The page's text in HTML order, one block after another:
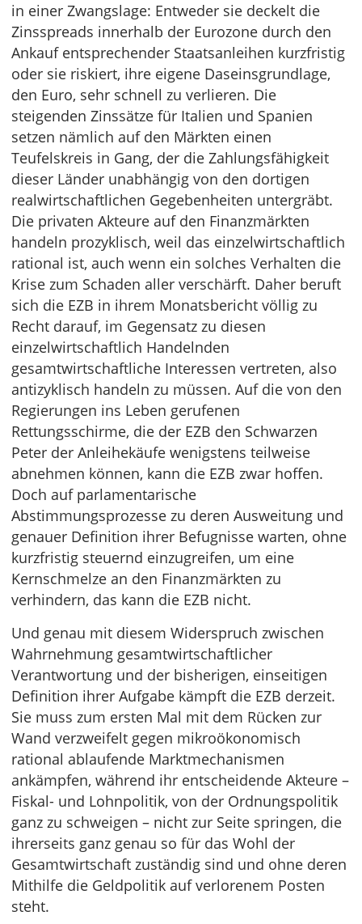
in einer Zwangslage: Entweder sie deckelt die
Zinsspreads innerhalb der Eurozone durch den
Ankauf entsprechender Staatsanleihen kurzfristig
oder sie riskiert, ihre eigene Daseinsgrundlage,
den Euro, sehr schnell zu verlieren. Die
steigenden Zinssätze für Italien und Spanien
setzen nämlich auf den Märkten einen
Teufelskreis in Gang, der die Zahlungsfähigkeit
dieser Länder unabhängig von den dortigen
realwirtschaftlichen Gegebenheiten untergräbt.
Die privaten Akteure auf den Finanzmärkten
handeln prozyklisch, weil das einzelwirtschaftlich
rational ist, auch wenn ein solches Verhalten die
Krise zum Schaden aller verschärft. Daher beruft
sich die EZB in ihrem Monatsbericht völlig zu
Recht darauf, im Gegensatz zu diesen
einzelwirtschaftlich Handelnden
gesamtwirtschaftliche Interessen vertreten, also
antizyklisch handeln zu müssen. Auf die von den
Regierungen ins Leben gerufenen
Rettungsschirme, die der EZB den Schwarzen
Peter der Anleihekäufe wenigstens teilweise
abnehmen können, kann die EZB zwar hoffen.
Doch auf parlamentarische
Abstimmungsprozesse zu deren Ausweitung und
genauer Definition ihrer Befugnisse warten, ohne
kurzfristig steuernd einzugreifen, um eine
Kernschmelze an den Finanzmärkten zu
verhindern, das kann die EZB nicht.
Und genau mit diesem Widerspruch zwischen
Wahrnehmung gesamtwirtschaftlicher
Verantwortung und der bisherigen, einseitigen
Definition ihrer Aufgabe kämpft die EZB derzeit.
Sie muss zum ersten Mal mit dem Rücken zur
Wand verzweifelt gegen mikroökonomisch
rational ablaufende Marktmechanismen
ankämpfen, während ihr entscheidende Akteure –
Fiskal- und Lohnpolitik, von der Ordnungspolitik
ganz zu schweigen – nicht zur Seite springen, die
ihrerseits ganz genau so für das Wohl der
Gesamtwirtschaft zuständig sind und ohne deren
Mithilfe die Geldpolitik auf verlorenem Posten
steht.